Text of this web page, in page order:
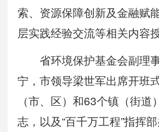
索、资源保障创新及金融赋
层实践经验交流等相关内容授
省环境保护基金会副理
宁，市领导梁世军出席开班
（市、区）和63个镇（街道
志，以及“百千万工程”指挥